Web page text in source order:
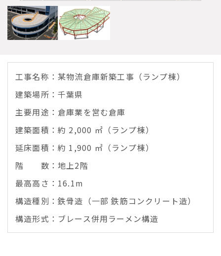
工事名称：某物流倉庫新築工事（ランプ棟）
建築場所：千葉県
主要用途：倉庫業を営む倉庫
建築面積：約 2,000 ㎡（ランプ棟）
延床面積：約 1,900 ㎡（ランプ棟）
階 数：地上2階
最高高さ：16.1m
構造種別：鉄骨造（一部 鉄筋コンクリート造）
構造形式：ブレース併用ラーメン構造